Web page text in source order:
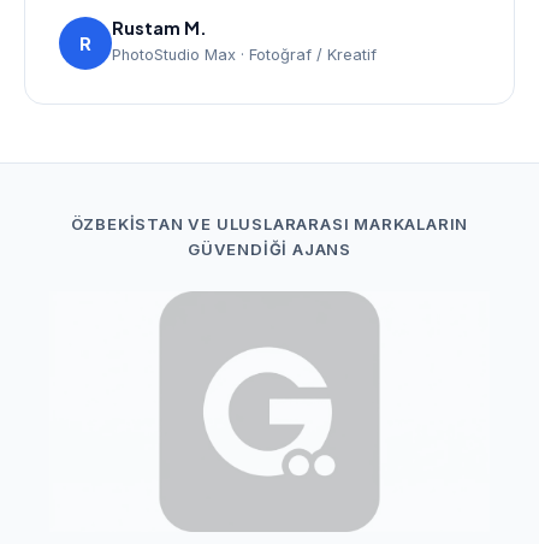
R
Rustam M.
PhotoStudio Max · Fotoğraf / Kreatif
ÖZBEKISTAN VE ULUSLARARASI MARKALARIN
GÜVENDIĞI AJANS